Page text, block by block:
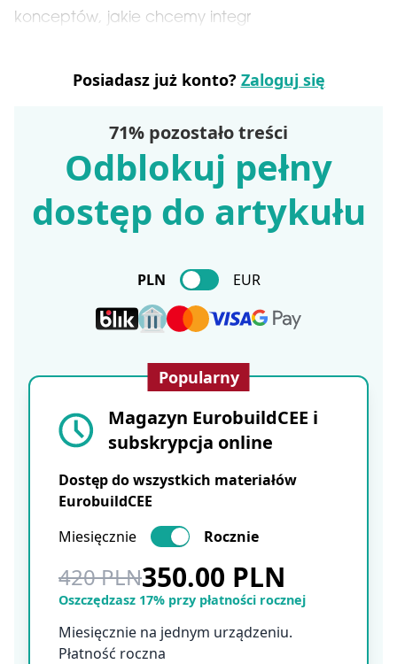
konceptów, jakie chcemy integr
Posiadasz już konto? Zaloguj się
71% pozostało treści
Odblokuj pełny
dostęp do artykułu
PLN EUR
Popularny
Magazyn EurobuildCEE i
subskrypcja online
Dostęp do wszystkich materiałów
EurobuildCEE
Miesięcznie
Rocznie
420 PLN350.00 PLN
Oszczędzasz 17% przy płatności rocznej
Miesięcznie na jednym urządzeniu.
Płatność roczna